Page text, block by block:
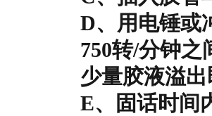
D、用电锤或
750转/分钟
少量胶液溢
E、固话时间